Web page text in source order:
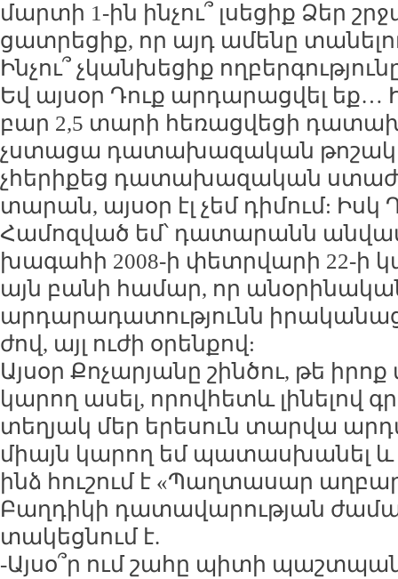
մար­տի 1-ին ին­չու՞ լսե­ցիք Ձեր
ցատ­րե­ցիք, որ այդ ա­մե­նը
Ին­չու՞ չկան­խե­ցիք
Եվ այ­սօր Դուք ար­դա­րաց­վել
բար 2,5 տա­րի հե­ռաց­վե­ցի
չս­տա­ցա դա­տա­խա­զա­կան
չհե­րի­քեց դա­տա­խա­զա­կան
տա­րան, այ­սօր էլ չեմ դի­մում: Իսկ
Հա­մոզ­ված եմ՝ դա­տա­րանն
խա­գա­հի 2008-ի փետր­վա­րի 22-ի
այն բա­նի հա­մար, որ ա­նօ­րի­նա­կան
ար­դա­րա­դա­տու­թյունն
ժով, այլ ու­ժի օ­րեն­քով:
Այ­սօր Քո­չա­րյա­նը շին­ծու, թե ի­րոք
կա­րող ա­սել, ո­րով­հետև
տե­ղյակ մեր ե­րե­սուն տար­վա
միայն կա­րող եմ պա­տաս­խա­նել
ինձ հու­շում է «Պաղ­տա­սար
Բաղ­դի­կի դա­տա­վա­րու­թյան
տա­կեց­նում է.
-Այ­սօ՞ր ում շա­հը պի­տի